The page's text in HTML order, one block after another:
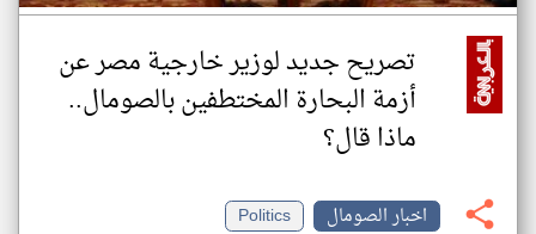
تصريح جديد لوزير خارجية مصر عن
أزمة البحارة المختطفين بالصومال..
ماذا قال؟
اخبار الصومال
Politics